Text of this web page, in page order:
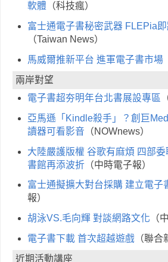
軟體 （科技瘋）
富士通電子書秘密武器 FLEPia
（Taiwan News）
馬威爾推新平台 進軍電子書市場
兩岸對望
電子書超夯明年台北書展設專區
亞馬遜「Kindle殺手」？創巨
讀器可看影音 （NOWnews）
大陸嚴護版權 谷歌有麻煩 四部委
書館再添波折（中時電子報）
富士通擬擴大對台採購 建立電子
報）
胡泳VS.毛向輝 對談網路文化 （
電子書下載 首次超越遊戲（聯合
近期活動講座